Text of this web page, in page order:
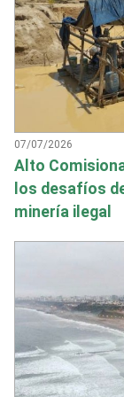
07/07/2026
Alto
los desafíos
minería ilegal